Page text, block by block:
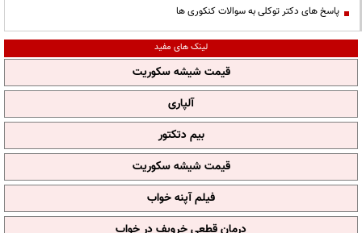
پاسخ های دکتر توکلی به سوالات کنکوری ها
لینک های مفید
قیمت شیشه سکوریت
آلپاری
بیم دتکتور
قیمت شیشه سکوریت
فیلم آپنه خواب